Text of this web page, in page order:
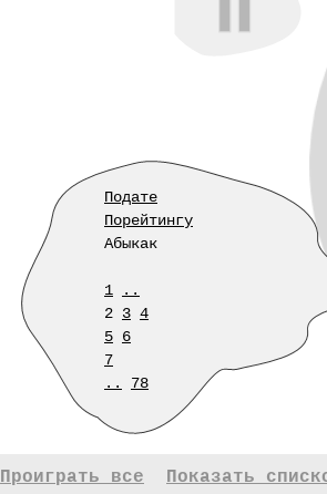
Подате
Порейтингу
Абыкак
1
..
2 3 4
5 6
7
..
78
Проиграть все Показать